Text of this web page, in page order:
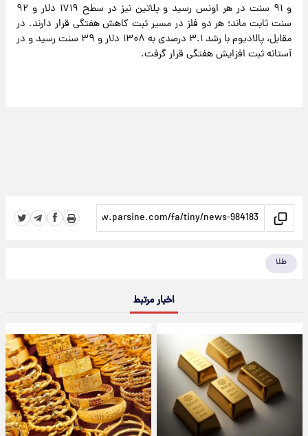
و ۹۱ سنت در هر اونس رسید و پلاتین نیز در سطح ۱۷۱۹ دلار و ۹۲
سنت ثابت ماند؛ هر دو فلز در مسیر ثبت کاهش هفتگی قرار دارند. در
مقابل، پالادیوم با رشد ۳.۱ درصدی به ۱۳۰۸ دلار و ۳۹ سنت رسید و در
آستانه ثبت افزایش هفتگی قرار گرفت.
طلا
اخبار مرتبط